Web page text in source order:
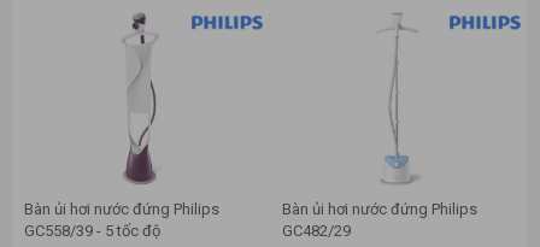
Bàn ủi hơi nước đứng Philips
GC558/39 - 5 tốc độ
Bàn ủi hơi nước đứng Philips
GC482/29